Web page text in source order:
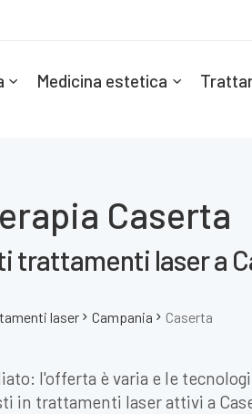
Medicina estetica
Caserta
trattamenti laser a
laser Campania Caserta
l'offerta è varia e le
in trattamenti laser attivi a